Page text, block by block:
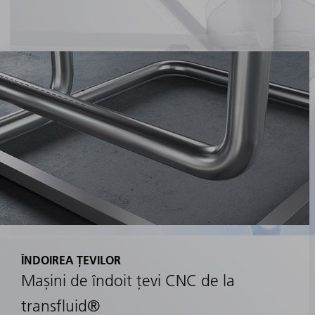
ÎNDOIREA ȚEVILOR
Mașini de îndoit țevi CNC de la
transfluid®